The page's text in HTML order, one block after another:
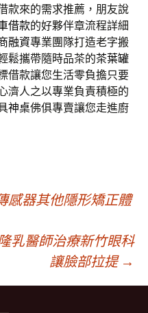
款來的需求推薦，朋友說
借款的好夥伴章流程詳細
融資專業團隊打造老字搬
鬆攜帶隨時品茶的茶葉罐
借款讓您生活零負擔只要
濟人之以專業負責積極的
神桌佛俱專賣讓您走進廚
感器其他隱形矯正體
乳醫師治療新竹眼科
讓臉部拉提 →